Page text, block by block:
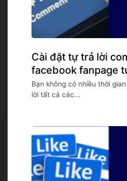
Cài đặt tự trả lời
facebook fanpage
Bạn không có nhiều thời
lời tất cả các...